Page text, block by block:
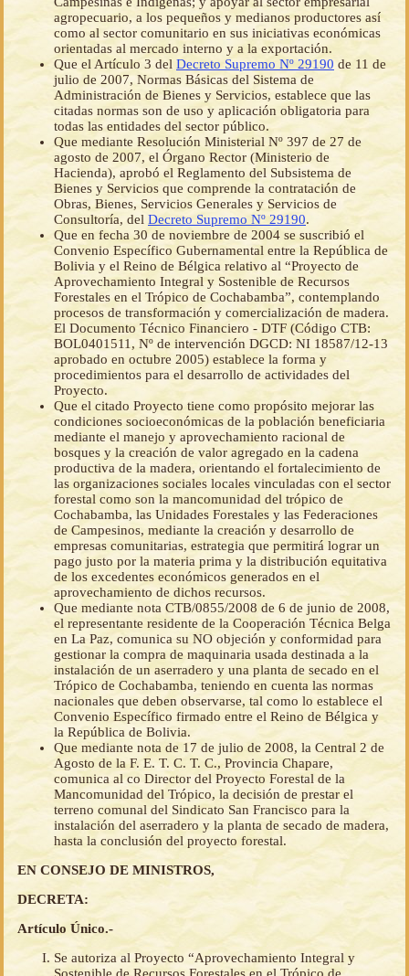
agropecuario, a los pequeños y medianos productores así
como al sector comunitario en sus iniciativas económicas
orientadas al mercado interno y a la exportación.
Que el Artículo 3 del Decreto Supremo Nº 29190 de 11 de
julio de 2007, Normas Básicas del Sistema de
Administración de Bienes y Servicios, establece que las
citadas normas son de uso y aplicación obligatoria para
todas las entidades del sector público.
Que mediante Resolución Ministerial Nº 397 de 27 de
agosto de 2007, el Órgano Rector (Ministerio de
Hacienda), aprobó el Reglamento del Subsistema de
Bienes y Servicios que comprende la contratación de
Obras, Bienes, Servicios Generales y Servicios de
Consultoría, del Decreto Supremo Nº 29190.
Que en fecha 30 de noviembre de 2004 se suscribió el
Convenio Específico Gubernamental entre la República de
Bolivia y el Reino de Bélgica relativo al “Proyecto de
Aprovechamiento Integral y Sostenible de Recursos
Forestales en el Trópico de Cochabamba”, contemplando
procesos de transformación y comercialización de madera.
El Documento Técnico Financiero - DTF (Código CTB:
BOL0401511, Nº de intervención DGCD: NI 18587/12-13
aprobado en octubre 2005) establece la forma y
procedimientos para el desarrollo de actividades del
Proyecto.
Que el citado Proyecto tiene como propósito mejorar las
condiciones socioeconómicas de la población beneficiaria
mediante el manejo y aprovechamiento racional de
bosques y la creación de valor agregado en la cadena
productiva de la madera, orientando el fortalecimiento de
las organizaciones sociales locales vinculadas con el sector
forestal como son la mancomunidad del trópico de
Cochabamba, las Unidades Forestales y las Federaciones
de Campesinos, mediante la creación y desarrollo de
empresas comunitarias, estrategia que permitirá lograr un
pago justo por la materia prima y la distribución equitativa
de los excedentes económicos generados en el
aprovechamiento de dichos recursos.
Que mediante nota CTB/0855/2008 de 6 de junio de 2008,
el representante residente de la Cooperación Técnica Belga
en La Paz, comunica su NO objeción y conformidad para
gestionar la compra de maquinaria usada destinada a la
instalación de un aserradero y una planta de secado en el
Trópico de Cochabamba, teniendo en cuenta las normas
nacionales que deben observarse, tal como lo establece el
Convenio Específico firmado entre el Reino de Bélgica y
la República de Bolivia.
Que mediante nota de 17 de julio de 2008, la Central 2 de
Agosto de la F. E. T. C. T. C., Provincia Chapare,
comunica al co Director del Proyecto Forestal de la
Mancomunidad del Trópico, la decisión de prestar el
terreno comunal del Sindicato San Francisco para la
instalación del aserradero y la planta de secado de madera,
hasta la conclusión del proyecto forestal.
EN CONSEJO DE MINISTROS,
DECRETA:
Artículo Único.-
Se autoriza al Proyecto “Aprovechamiento Integral y